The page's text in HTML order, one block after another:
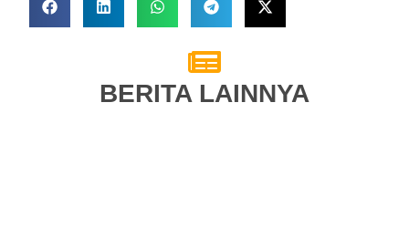
BERITA LAINNYA